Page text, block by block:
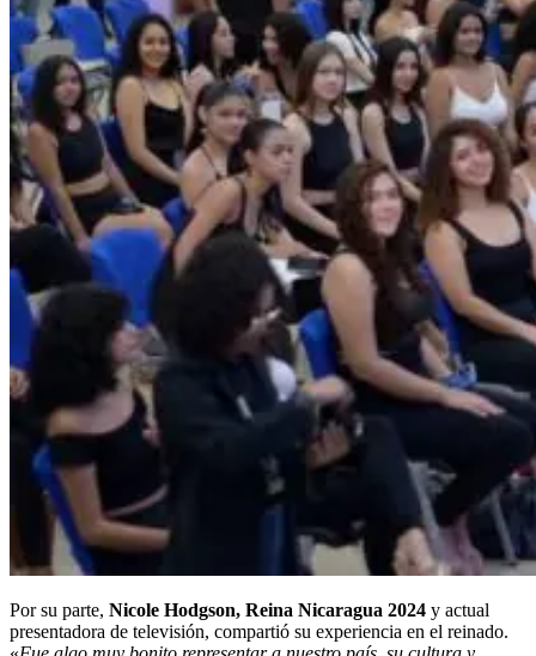
Por su parte, Nicole Hodgson, Reina Nicaragua 2024 y actual
presentadora de televisión, compartió su experiencia en el reinado.